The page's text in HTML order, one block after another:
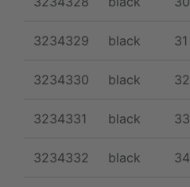
3234329 black 31
3234330 black 32
3234331 black 33
3234332 black 34